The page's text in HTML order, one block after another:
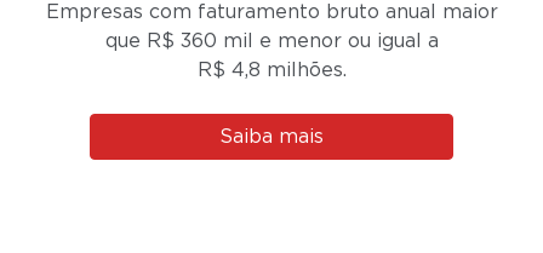
Empresas com faturamento bruto anual maior
que R$ 360 mil e menor ou igual a
R$ 4,8 milhões.
Saiba mais